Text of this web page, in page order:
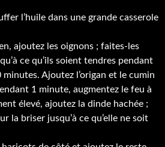
l’huile dans une grande casserole
ajoutez les oignons ; faites-les
ce qu’ils soient tendres pendant
Ajoutez l’origan et le cumin
1 minute, augmentez le feu à
élevé, ajoutez la dinde hachée ;
la briser jusqu’à ce qu’elle ne soit